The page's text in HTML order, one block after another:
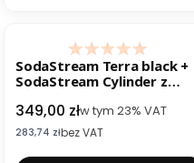
SodaStream Terra black +
SodaStream Cylinder z
Cena brutto
349,00 złw tym 23% VAT
Cena netto
283,74 złbez VAT